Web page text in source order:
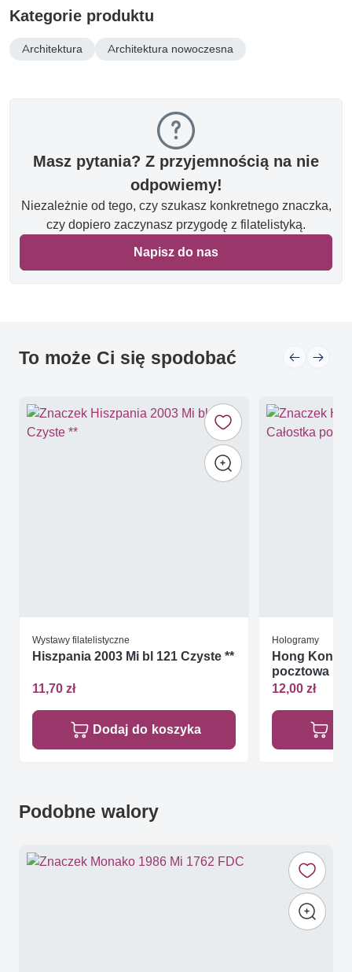
Kategorie produktu
Architektura Architektura nowoczesna
Masz pytania? Z przyjemnością na nie
odpowiemy!
Niezależnie od tego, czy szukasz konkretnego znaczka,
czy dopiero zaczynasz przygodę z filatelistyką.
Napisz do nas
To może Ci się spodobać
Wystawy filatelistyczne
Hiszpania 2003 Mi bl 121 Czyste **
11,70 zł
Dodaj do koszyka
Hologramy
Hong Kong
pocztowa
12,00 zł
Podobne walory